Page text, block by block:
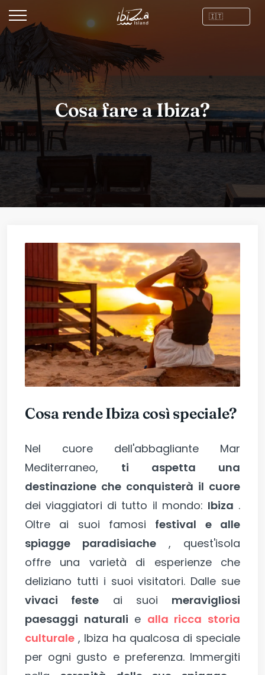
Cosa fare a Ibiza?
Cosa rende Ibiza così speciale?
Nel cuore dell'abbagliante Mar
Mediterraneo, ti aspetta una
destinazione che conquisterà il cuore
dei viaggiatori di tutto il mondo: Ibiza .
Oltre ai suoi famosi festival e alle
spiagge paradisiache , quest'isola
offre una varietà di esperienze che
deliziano tutti i suoi visitatori. Dalle sue
vivaci feste ai suoi meravigliosi
paesaggi naturali e alla ricca storia
culturale , Ibiza ha qualcosa di speciale
per ogni gusto e preferenza. Immergiti